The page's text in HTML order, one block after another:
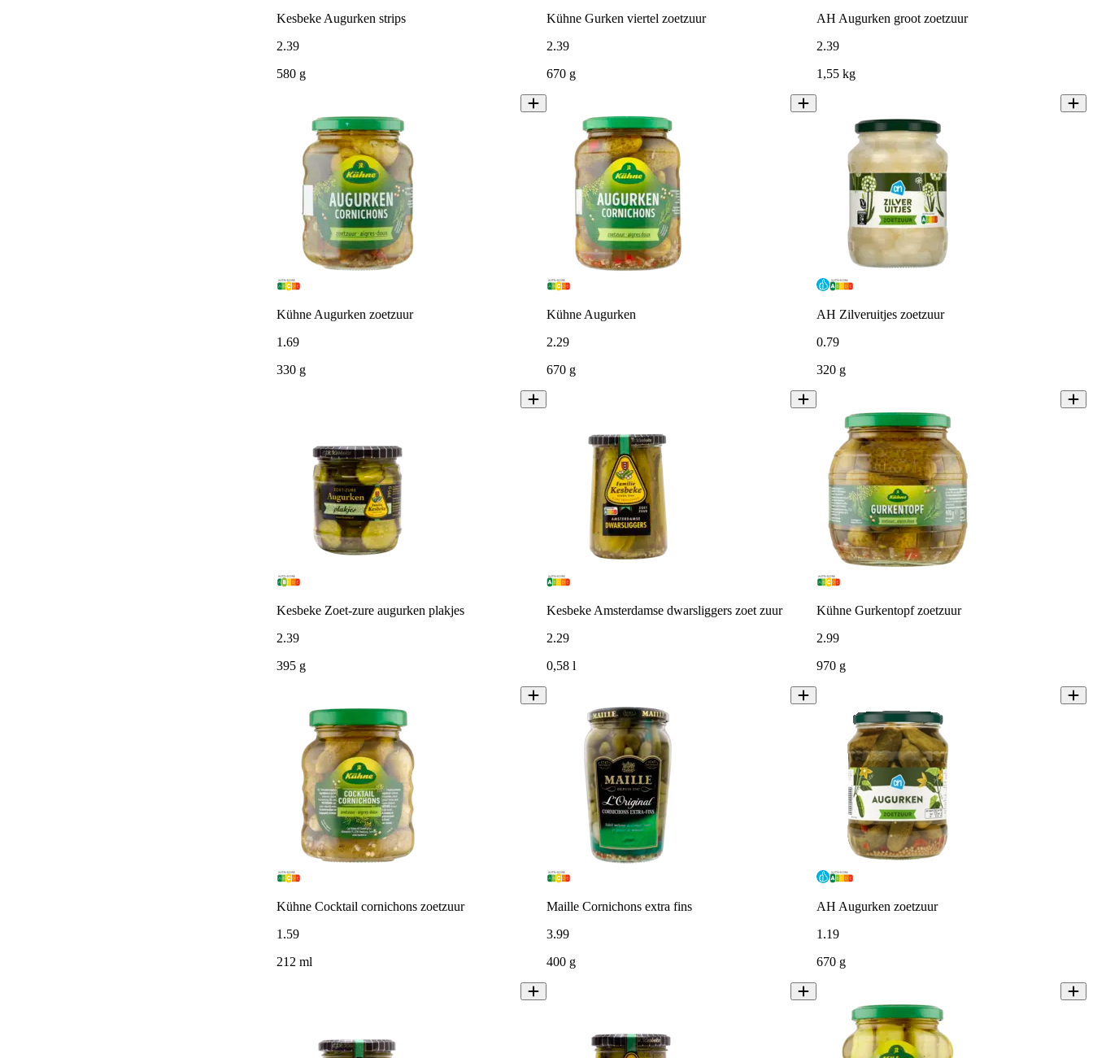
Kesbeke Augurken strips
2.39
580 g
Kühne Gurken viertel zoetzuur
2.39
670 g
AH Augurken groot zoetzuur
2.39
1,55 kg
Kühne Augurken zoetzuur
1.69
330 g
Kühne Augurken
2.29
670 g
AH Zilveruitjes zoetzuur
0.79
320 g
Kesbeke Zoet-zure augurken plakjes
2.39
395 g
Kesbeke Amsterdamse dwarsliggers zoet zuur
2.29
0,58 l
Kühne Gurkentopf zoetzuur
2.99
970 g
Kühne Cocktail cornichons zoetzuur
1.59
212 ml
Maille Cornichons extra fins
3.99
400 g
AH Augurken zoetzuur
1.19
670 g